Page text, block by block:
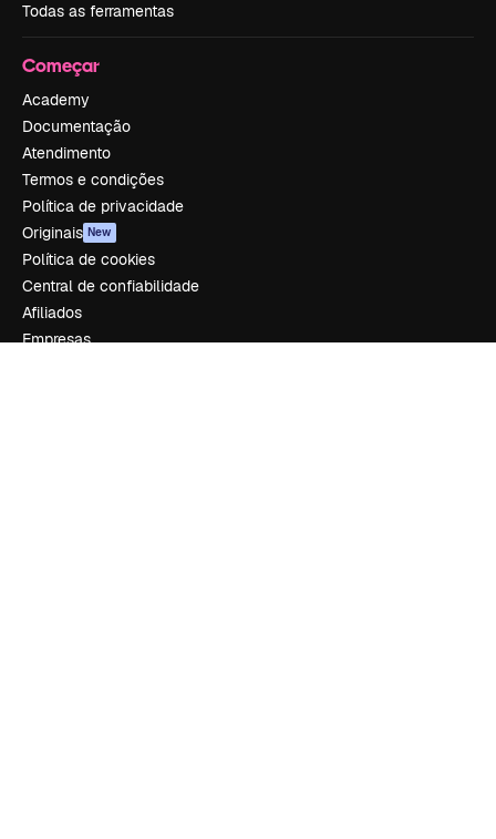
Todas as ferramentas
Começar
Academy
Documentação
Atendimento
Termos e condições
Política de privacidade
Originais New
Política de cookies
Central de confiabilidade
Afiliados
Empresas